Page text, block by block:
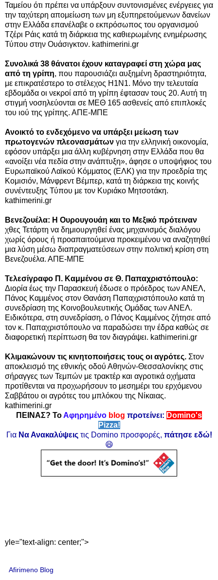
Ταμείου ότι πρέπει να υπάρξουν συντονισμένες ενέργειες για
την ταχύτερη απομείωση των μη εξυπηρετούμενων δανείων
στην Ελλάδα επανέλαβε ο εκπρόσωπος του οργανισμού
Τζέρι Ράις κατά τη διάρκεια της καθιερωμένης ενημέρωσης
Τύπου στην Ουάσιγκτον. kathimerini.gr
Συνολικά 38 θάνατοι έχουν καταγραφεί στη χώρα μας
από τη γρίπη, που παρουσιάζει αυξημένη δραστηριότητα,
με επικρατέστερο το στέλεχος Η1Ν1. Mόνο την τελευταία
εβδομάδα οι νεκροί από τη γρίπη έφτασαν τους 20. Αυτή τη
στιγμή νοσηλεύονται σε ΜΕΘ 165 ασθενείς από επιπλοκές
του ιού της γρίπης. ΑΠΕ-ΜΠΕ
Ανοικτό το ενδεχόμενο να υπάρξει μείωση των
πρωτογενών πλεονασμάτων για την ελληνική οικονομία,
εφόσον υπάρξει μια άλλη κυβέρνηση στην Ελλάδα που θα
«ανοίξει νέα πεδία στην ανάπτυξη», άφησε ο υποψήφιος του
Ευρωπαϊκού Λαϊκού Κόμματος (ΕΛΚ) για την προεδρία της
Κομισιόν, Μάνφρεντ Βέμπερ, κατά τη διάρκεια της κοινής
συνέντευξης Τύπου με τον Κυριάκο Μητσοτάκη.
kathimerini.gr
Βενεζουέλα: Η Ουρουγουάη και το Μεξικό πρότειναν
χθες Τετάρτη να δημιουργηθεί ένας μηχανισμός διαλόγου
χωρίς όρους ή προαπαιτούμενα προκειμένου να αναζητηθεί
μια λύση μέσω διαπραγματεύσεων στην πολιτική κρίση στη
Βενεζουέλα. ΑΠΕ-ΜΠΕ
Τελεσίγραφο Π. Καμμένου σε Θ. Παπαχριστόπουλο:
Διορία έως την Παρασκευή έδωσε ο πρόεδρος των ΑΝΕΛ,
Πάνος Καμμένος στον Θανάση Παπαχριστόπουλο κατά τη
συνεδρίαση της Κοινοβουλευτικής Ομάδας των ΑΝΕΛ.
Ειδικότερα, στη συνεδρίαση, ο Πάνος Καμμένος ζήτησε από
τον κ. Παπαχριστόπουλο να παραδώσει την έδρα καθώς σε
διαφορετική περίπτωση θα τον διαγράψει. kathimerini.gr
Κλιμακώνουν τις κινητοποιήσεις τους οι αγρότες. Στον
αποκλεισμό της εθνικής οδού Αθηνών-Θεσσαλονίκης στις
σήραγγες των Τεμπών με τρακτέρ και αγροτικά οχήματα
προτίθενται να προχωρήσουν το μεσημέρι του ερχόμενου
Σαββάτου οι αγρότες του μπλόκου της Νίκαιας.
kathimerini.gr
ΠΕΙΝΑΣ? ΤοΑφηρημένο blog προτείνει: Domino's
Pizza!
Για Να Ανακαλύψειςτις Domino προσφορές, πάτησε εδώ!
😄
yle="text-align: center;">
Afirimeno Blog